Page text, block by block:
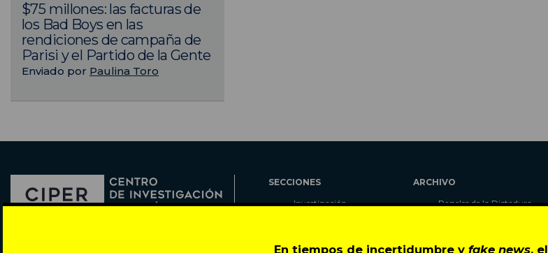
En tiempos de incertidumbre yfake news,
$75 millones: las facturas de
los Bad Boys en las
rendiciones de campaña de
Parisi y el Partido de la Gente
Enviado por Paulina Toro
SECCIONES
Investigación
Cartas
ARCHIVO
Papeles de la Dictadura
Autores